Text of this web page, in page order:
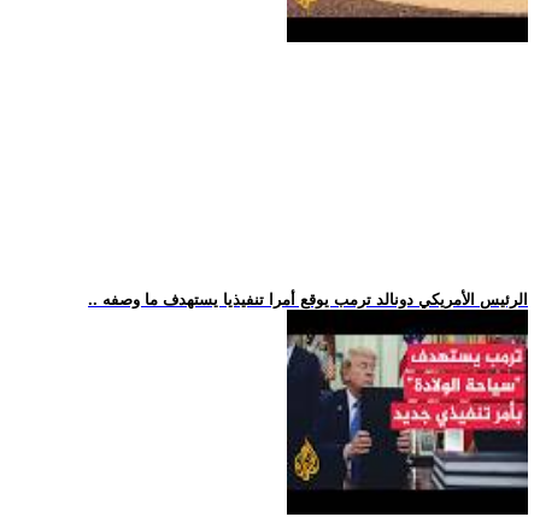
.. الرئيس الأمريكي دونالد ترمب يوقع أمرا تنفيذيا يستهدف ما وصفه